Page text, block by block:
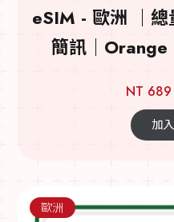
eSIM - 歐洲 ｜總
簡訊｜
NT 689
加
歐洲